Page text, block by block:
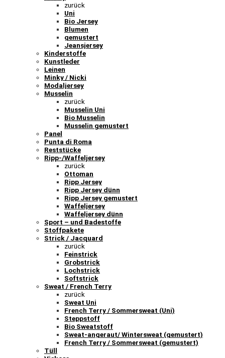
zurück
Uni
Bio Jersey
Blumen
gemustert
Jeansjersey
Kinderstoffe
Kunstleder
Leinen
Minky / Nicki
Modaljersey
Musselin
zurück
Musselin Uni
Bio Musselin
Musselin gemustert
Panel
Punta di Roma
Reststücke
Ripp-/Waffeljersey
zurück
Ottoman
Ripp Jersey
Ripp Jersey dünn
Ripp Jersey gemustert
Waffeljersey
Waffeljersey dünn
Sport – und Badestoffe
Stoffpakete
Strick / Jacquard
zurück
Feinstrick
Grobstrick
Lochstrick
Softstrick
Sweat / French Terry
zurück
Sweat Uni
French Terry / Sommersweat (Uni)
Steppstoff
Bio Sweatstoff
Sweat-angeraut/ Wintersweat (gemustert)
French Terry / Sommersweat (gemustert)
Tüll